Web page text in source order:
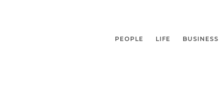
PEOPLE LIFE BUSINESS